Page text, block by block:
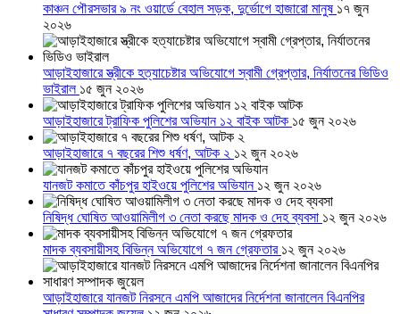
কাঞ্চন পৌরসভার ৯ নং ওয়ার্ডে বেহাল সড়ক, দুর্ভোগে হাজারো মানুষ ১৭ জুন
২০২৬
আড়াইহাজারে স্ত্রীকে হত্যাচেষ্টার অভিযোগে স্বামী গ্রেপ্তার, নির্যাতনের ভিডিও
ভাইরাল ১৫ জুন ২০২৬
আড়াইহাজারে ট্রাফিক পুলিশের অভিযান ১২ বাইক আটক ১৫ জুন ২০২৬
আড়াইহাজারে ৭ বছরের শিশু ধর্ষণ, আটক ২ ১২ জুন ২০২৬
যানজট কমাতে কাঁচপুর হাইওয়ে পুলিশের অভিযান ১২ জুন ২০২৬
নিষিদ্ধ ঘোষিত আওয়ামিলীগ ৩ নেতা করছে মাদক ও দেহ ব্যবসা ১২ জুন ২০২৬
মাদক ব্যবসায়ীসহ বিভিন্ন অভিযোগে ৭ জন গ্রেফতার ১২ জুন ২০২৬
আড়াইহাজারে যানজট নিরসনে এমপি আজাদের নির্দেশনা জানালেন বিএনপির